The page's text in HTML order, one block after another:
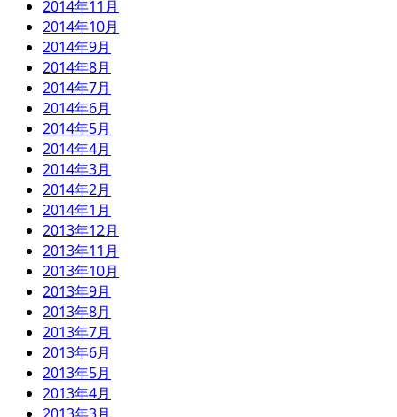
2014年11月
2014年10月
2014年9月
2014年8月
2014年7月
2014年6月
2014年5月
2014年4月
2014年3月
2014年2月
2014年1月
2013年12月
2013年11月
2013年10月
2013年9月
2013年8月
2013年7月
2013年6月
2013年5月
2013年4月